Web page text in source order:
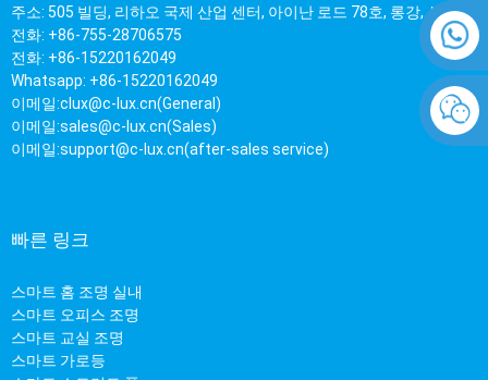
주소: 505 빌딩, 리하오 국제 산업 센터, 아이난 로드 78호, 롱강, 심천
전화: +86-755-28706575
전화: +86-15220162049
Whatsapp: +86-15220162049
이메일:clux@c-lux.cn(General)
이메일:sales@c-lux.cn(Sales)
이메일:support@c-lux.cn(after-sales service)
빠른 링크
스마트 홈 조명 실내
스마트 오피스 조명
스마트 교실 조명
스마트 가로등